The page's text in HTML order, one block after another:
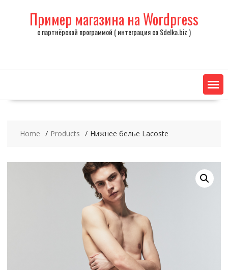
Пример магазина на Wordpress
с партнёрской программой ( интеграция со Sdelka.biz )
Home Products Нижнее белье Lacoste